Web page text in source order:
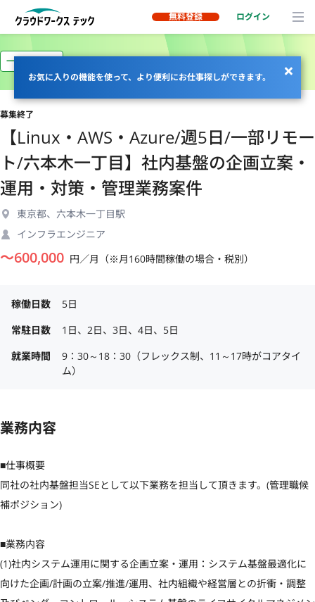
無料登録 ログイン
お気に入りの機能を使って、より便利にお仕事探しができます。
一部リモート
募集終了
【Linux・AWS・Azure/週5日/一部リモー
ト/六本木一丁目】社内基盤の企画立案・
運用・対策・管理業務案件
東京都、六本木一丁目駅
インフラエンジニア
〜600,000 円／月（※月160時間稼働の場合・税別）
稼働日数
5日
常駐日数
1日、2日、3日、4日、5日
就業時間
9：30～18：30（フレックス制、11～17時がコアタイ
ム）
業務内容
■仕事概要
同社の社内基盤担当SEとして以下業務を担当して頂きます。(管理職候
補ポジション)
■業務内容
(1)社内システム運用に関する企画立案・運用：システム基盤最適化に
向けた企画/計画の立案/推進/運用、社内組織や経営層との折衝・調整